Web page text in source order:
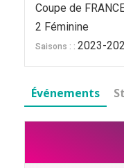
Coupe de
2 Féminine
Saisons : : 2023-
Événements